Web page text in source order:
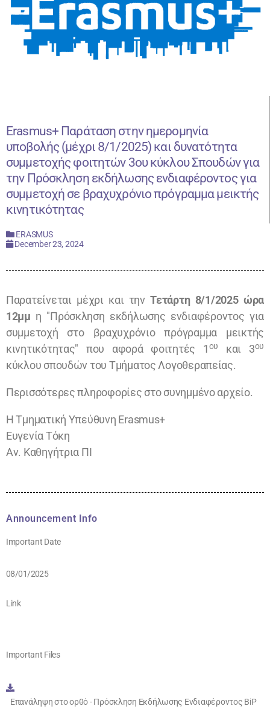
Erasmus+ Παράταση στην ημερομηνία
υποβολής (μέχρι 8/1/2025) και δυνατότητα
συμμετοχής φοιτητών 3ου κύκλου Σπουδών για
την Πρόσκληση εκδήλωσης ενδιαφέροντος για
συμμετοχή σε βραχυχρόνιο πρόγραμμα μεικτής
κινητικότητας
ERASMUS
December 23, 2024
Παρατείνεται μέχρι και τηνΤετάρτη 8/1/2025 ώρα
12μμ η "Πρόσκληση εκδήλωσης ενδιαφέροντος για
συμμετοχή στο βραχυχρόνιο πρόγραμμα μεικτής
κινητικότητας" που αφορά φοιτητές 1ου και 3ου
κύκλου σπουδών του Τμήματος Λογοθεραπείας.
Περισσότερες πληροφορίες στο συνημμένο αρχείο.
Η Τμηματική Υπεύθυνη Erasmus+
Ευγενία Τόκη
Αν. Καθηγήτρια ΠΙ
Announcement Info
Important Date
08/01/2025
Link
Important Files
Επανάληψη στο ορθό - Πρόσκληση Εκδήλωσης Ενδιαφέροντος BiP